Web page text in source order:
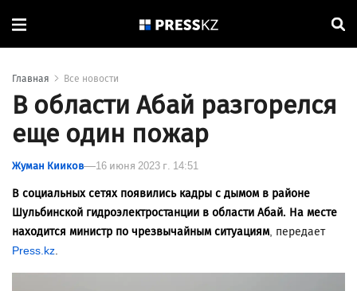
Главная Все новости
В области Абай разгорелся
еще один пожар
Жуман Кииков 16 июня 2023 г. 14:51
В социальных сетях появились кадры с дымом в районе
Шульбинской гидроэлектростанции в области Абай. На месте
находится министр по чрезвычайным ситуациям, передает
Press.kz.